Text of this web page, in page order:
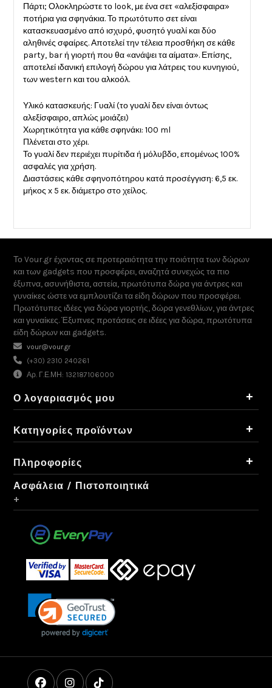
Πάρτι; Ολοκληρώστε το look, με ένα σετ «αλεξίσφαιρα»
ποτήρια για σφηνάκια. Το πρωτότυπο σετ είναι
κατασκευασμένο από ισχυρό, φυσητό γυαλί και δύο
αληθινές σφαίρες. Αποτελεί την τέλεια προσθήκη σε κάθε
party, bar ή γιορτή που θα «ανάψει τα αίματα». Επίσης,
αποτελεί ιδανική επιλογή δώρου για λάτρεις του κυνηγιού,
των western και του αλκοόλ.
Υλικό κατασκευής: Γυαλί (το γυαλί δεν είναι όντως
αλεξίσφαιρο, απλώς μοιάζει)
Χωρητικότητα για κάθε σφηνάκι: 100 ml
Πλένεται στο χέρι.
Το γυαλί δεν περιέχει πυρίτιδα ή μόλυβδο, επομένως 100%
ασφαλές για χρήση.
Διαστάσεις κάθε σφηνοπότηρου κατά προσέγγιση: 6,5 εκ.
μήκος x 5 εκ. διάμετρο στο χείλος.
Το Vour.gr έχοντας σε προτεραιότητα την ποιότητα των δώρων
και των gadgets που προσφέρει, αναζητά συνεχώς τα πιο
έξυπνα, ασυνήθιστα, αστεία, πρωτότυπα δώρα για άντρες και
γυναίκες ώστε να εμπλουτίζει τα είδη δώρων που προσφέρει.
Πρωτότυπες ιδέες για δώρα γιορτής, δώρα γενεθλίων, για άντρες
και γυναίκες. Έξυπνες προτάσεις σε ιδέες για δώρα, πρωτότυπα
είδη δώρων και gadgets.
vour@vour.gr
(+30) 2310 240261
Αρ. Γ.Ε.ΜΗ: 132187106000
Ο λογαριασμός μου +
Κατηγορίες προϊόντων +
Πληροφορίες +
Ασφάλεια / Πιστοποιητικά
+